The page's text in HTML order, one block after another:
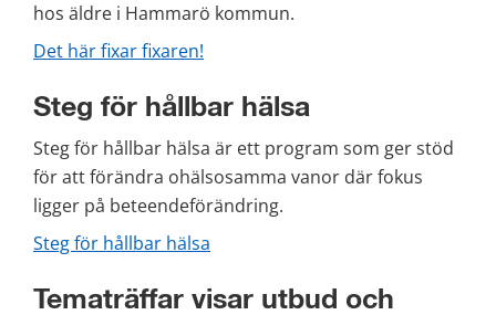
hos äldre i Hammarö kommun.
Det här fixar fixaren!
Steg för hållbar hälsa
Steg för hållbar hälsa är ett program som ger stöd
för att förändra ohälsosamma vanor där fokus
ligger på beteendeförändring.
Steg för hållbar hälsa
Tematräffar visar utbud och